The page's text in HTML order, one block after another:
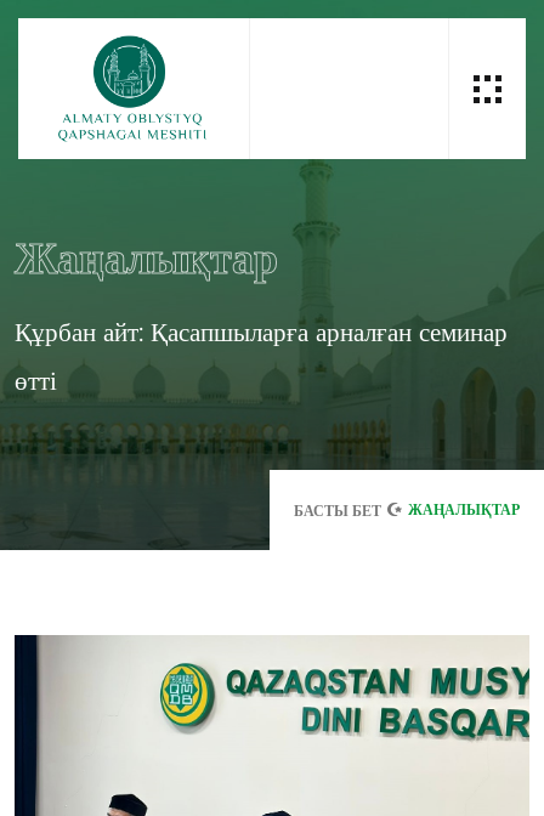
Жаңалықтар
Құрбан айт: Қасапшыларға арналған семинар
өтті
БАСТЫ БЕТ ЖАҢАЛЫҚТАР